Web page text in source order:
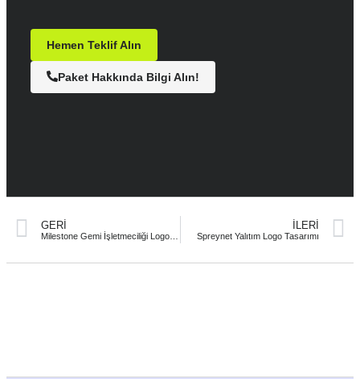
Hemen Teklif Alın
Paket Hakkında Bilgi Alın!
GERI İLERI
Spreynet Yalıtım Logo Tasarımı